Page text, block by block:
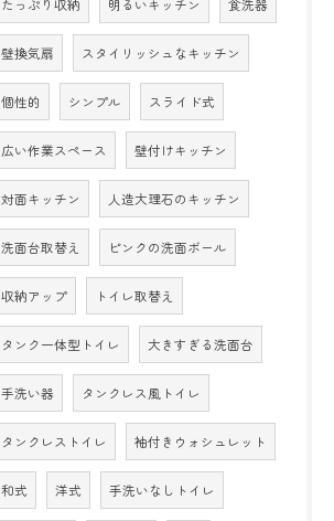
たっぷり収納 明るいキッチン 食洗器
壁換気扇 スタイリッシュなキッチン
個性的 シンプル スライド式
広い作業スペース 壁付けキッチン
対面キッチン 人造大理石のキッチン
洗面台取替え ピンクの洗面ボール
収納アップ トイレ取替え
タンク一体型トイレ 大きすぎる洗面台
手洗い器 タンクレス風トイレ
タンクレストイレ 袖付きウォシュレット
和式 洋式 手洗いなしトイレ